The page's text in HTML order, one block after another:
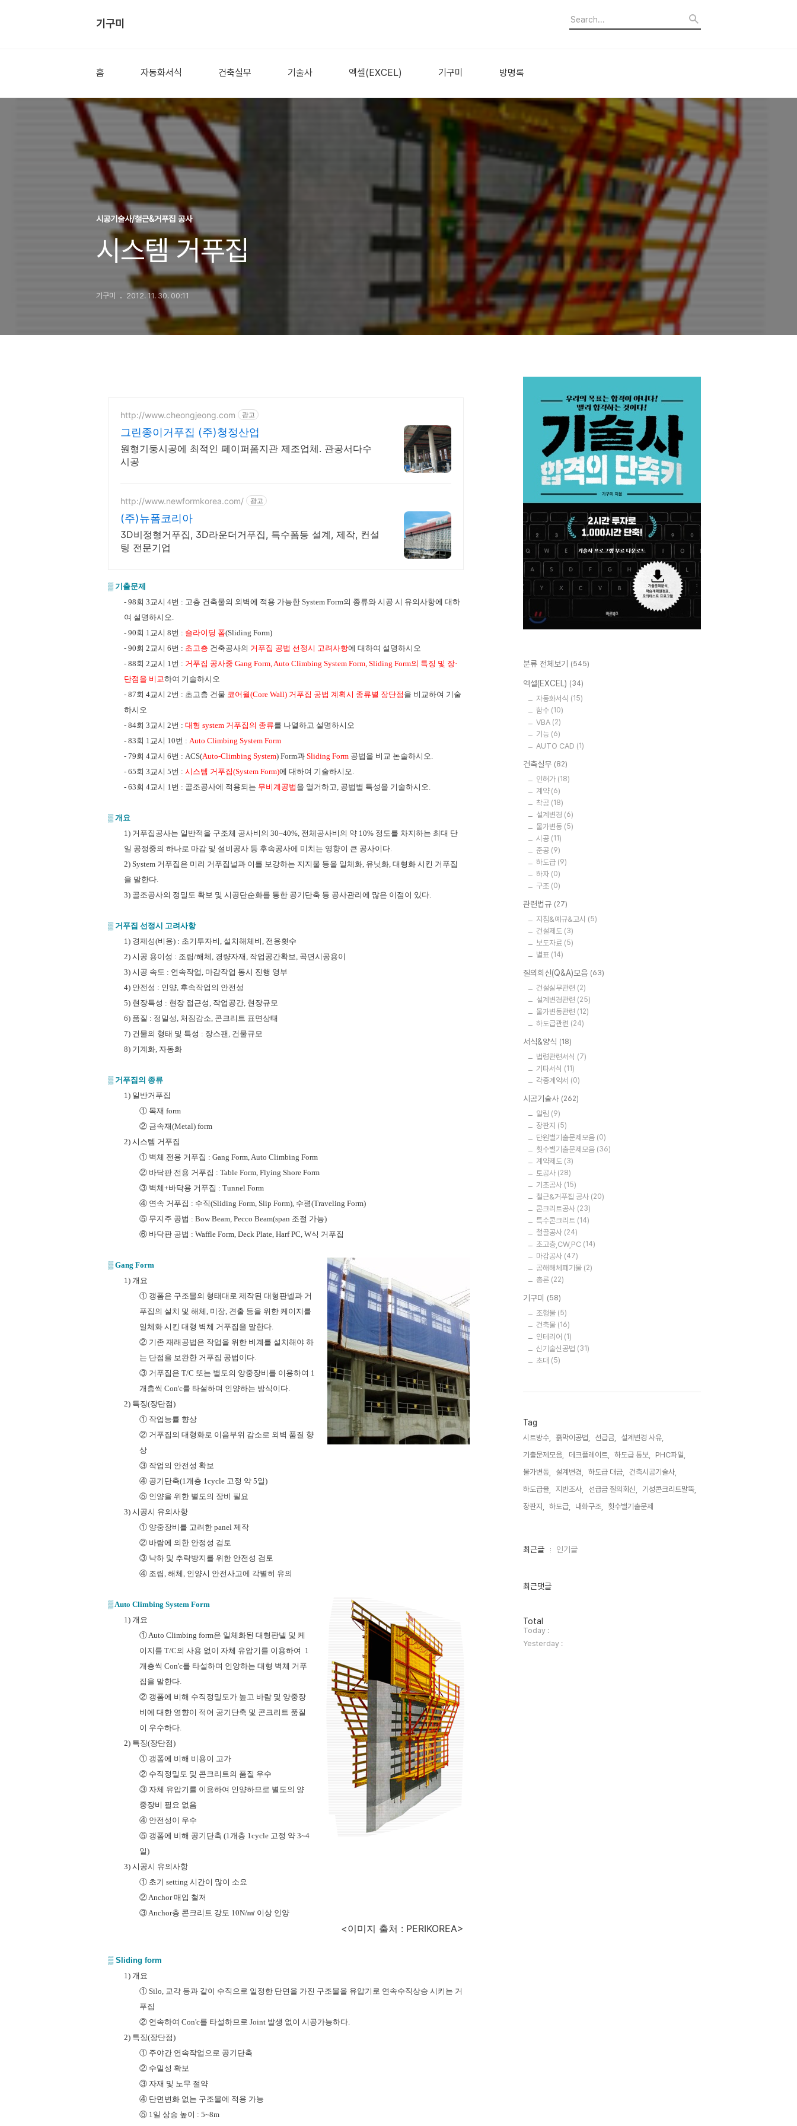
기구미
홈 자동화서식 건축실무 기술사 엑셀(EXCEL) 기구미 방명록
시공기술사/철근&거푸집 공사
시스템 거푸집
기구미 2012. 11. 30. 00:11
http://www.cheongjeong.com 광고
그린종이거푸집 (주)청정산업
원형기둥시공에 최적인 페이퍼폼지관 제조업체. 관공서다수
시공
http://www.newformkorea.com/ 광고
(주)뉴폼코리아
3D비정형거푸집, 3D라운더거푸집, 특수폼등 설계, 제작, 컨설
팅 전문기업
▒ 기출문제
- 98회 3교시 4번 : 고층 건축물의 외벽에 적용 가능한 System Form의 종류와 시공 시 유의사항에 대하
여 설명하시오.
- 90회 1교시 8번 : 슬라이딩 폼(Sliding Form)
- 90회 2교시 6번 : 초고층 건축공사의 거푸집 공법 선정시 고려사항에 대하여 설명하시오
- 88회 2교시 1번 : 거푸집 공사중 Gang Form, Auto Climbing System Form, Sliding Form의 특징 및 장·
단점을 비교하여 기술하시오
- 87회 4교시 2번 : 초고층 건물 코어월(Core Wall) 거푸집 공법 계획시 종류별 장단점 을 비교하여 기술
하시오
- 84회 3교시 2번 : 대형 system 거푸집의 종류를 나열하고 설명하시오
- 83회 1교시 10번 : Auto Climbing System Form
- 79회 4교시 6번 : ACS(Auto-Climbing System) Form과 Sliding Form 공법을 비교 논술하시오.
- 65회 3교시 5번 : 시스템 거푸집(System Form)에 대하여 기술하시오.
- 63회 4교시 1번 : 골조공사에 적용되는 무비계공법 을 열거하고, 공법별 특성 을 기술하시오.
▒ 개요
1) 거푸집공사는 일반적을 구조체 공사비의 30~40%, 전체공사비의 약 10% 정도를 차지하는 최대 단
일 공정중의 하나로 마감 및 설비공사 등 후속공사에 미치는 영향이 큰 공사이다.
2) System 거푸집은 미리 거푸집널과 이를 보강하는 지지물 등을 일체화, 유닛화, 대형화 시킨 거푸집
을 말한다.
3) 골조공사의 정밀도 확보 및 시공단순화를 통한 공기단축 등 공사관리에 많은 이점이 있다.
▒ 거푸집 선정시 고려사항
1) 경제성(비용) : 초기투자비, 설치해체비, 전용횟수
2) 시공 용이성 : 조립/해체, 경량자재, 작업공간확보, 곡면시공용이
3) 시공 속도 : 연속작업, 마감작업 동시 진행 영부
4) 안전성 : 인양, 후속작업의 안전성
5) 현장특성 : 현장 접근성, 작업공간, 현장규모
6) 품질 : 정밀성, 처짐감소, 콘크리트 표면상태
7) 건물의 형태 및 특성 : 장스팬, 건물규모
8) 기계화, 자동화
▒ 거푸집의 종류
1) 일반거푸집
① 목재 form
② 금속재(Metal) form
2) 시스템 거푸집
① 벽체 전용 거푸집 : Gang Form, Auto Climbing Form
② 바닥판 전용 거푸집 : Table Form, Flying Shore Form
③ 벽체+바닥용 거푸집 : Tunnel Form
④ 연속 거푸집 : 수직(Sliding Form, Slip Form), 수평(Traveling Form)
⑤ 무지주 공법 : Bow Beam, Pecco Beam(span 조절 가능)
⑥ 바닥판 공법 : Waffle Form, Deck Plate, Harf PC, W식 거푸집
▒Gang Form
1) 개요
① 갱폼은 구조물의 형태대로 제작된 대형판넬과 거
푸집의 설치 및 해체, 미장, 견출 등을 위한 케이지를
일체화 시킨 대형 벽체 거푸집을 말한다.
② 기존 재래공법은 작업을 위한 비계를 설치해야 하
는 단점을 보완한 거푸집 공법이다.
③ 거푸집은 T/C 또는 별도의 양중장비를 이용하여 1
개층씩 Con'c를 타설하며 인양하는 방식이다.
2) 특징(장단점)
① 작업능률 향상
② 거푸집의 대형화로 이음부위 감소로 외벽 품질 향
상
③ 작업의 안전성 확보
④ 공기단축(1개층 1cycle 고정 약 5일)
⑤ 인양을 위한 별도의 장비 필요
3) 시공시 유의사항
① 양중장비를 고려한 panel 제작
② 바람에 의한 안정성 검토
③ 낙하 및 추락방지를 위한 안전성 검토
④ 조립, 해체, 인양시 안전사고에 각별히 유의
▒Auto Climbing System Form
1) 개요
① Auto Climbing form은 일체화된 대형판넬 및 케
이지를 T/C의 사용 없이 자체 유압기를 이용하여 1
개층씩 Con'c를 타설하며 인양하는 대형 벽체 거푸
집을 말한다.
② 갱폼에 비해 수직정밀도가 높고 바람 및 양중장
비에 대한 영향이 적어 공기단축 및 콘크리트 품질
이 우수하다.
2) 특징(장단점)
① 갱폼에 비해 비용이 고가
② 수직정밀도 및 콘크리트의 품질 우수
③ 자체 유압기를 이용하여 인양하므로 별도의 양
중장비 필요 없음
④ 안전성이 우수
⑤ 갱폼에 비해 공기단축 (1개층 1cycle 고정 약 3~4
일)
3) 시공시 유의사항
① 초기 setting 시간이 많이 소요
② Anchor 매입 철저
③ Anchor층 콘크리트 강도 10N/㎟ 이상 인양
<이미지 출처 : PERIKOREA>
▒S liding form
1) 개요
① Silo, 교각 등과 같이 수직으로 일정한 단면을 가진 구조물을 유압기로 연속수직상승 시키는 거
푸집
② 연속하여 Con'c를 타설하므로 Joint 발생 없이 시공가능하다.
2) 특징(장단점)
① 주야간 연속작업으로 공기단축
② 수밀성 확보
③ 자재 및 노무 절약
④ 단면변화 없는 구조물에 적용 가능
⑤ 1일 상승 높이 : 5~8m
분류 전체보기 (545)
엑셀(EXCEL) (34)
자동화서식 (15)
함수 (10)
VBA (2)
기능 (6)
AUTO CAD (1)
건축실무 (82)
인허가 (18)
계약 (6)
착공 (18)
설계변경 (6)
물가변동 (5)
시공 (11)
준공 (9)
하도급 (9)
하자 (0)
구조 (0)
관련법규 (27)
지침&예규&고시 (5)
건설제도 (3)
보도자료 (5)
별표 (14)
질의회신(Q&A)모음 (63)
건설실무관련 (2)
설계변경관련 (25)
물가변동관련 (12)
하도급관련 (24)
서식&양식 (18)
법령관련서식 (7)
기타서식 (11)
각종계약서 (0)
시공기술사 (262)
알림 (9)
장판지 (5)
단원별기출문제모음 (0)
횟수별기출문제모음 (36)
계약제도 (3)
토공사 (28)
기초공사 (15)
철근&거푸집 공사 (20)
콘크리트공사 (23)
특수콘크리트 (14)
철골공사 (24)
초고층,CW,PC (14)
마감공사 (47)
공해해체폐기물 (2)
총론 (22)
기구미 (58)
조형물 (5)
건축물 (16)
인테리어 (1)
신기술신공법 (31)
초대 (5)
Tag
시트방수, 흙막이공법, 선급금,
설계변경 사유,
기출문제모음,
데크플레이트, 하도급 통보,
PHC파일,
물가변동,
설계변경, 하도급 대금,
건축시공기술사,
하도급율,
지반조사, 선급금 질의회신,
기성콘크리트말뚝,
장판지,
하도급, 내화구조, 횟수별기출문제,
최
인
최근글 인기글
최근댓글
방
문
자
수
Total
Today :
Yesterday :